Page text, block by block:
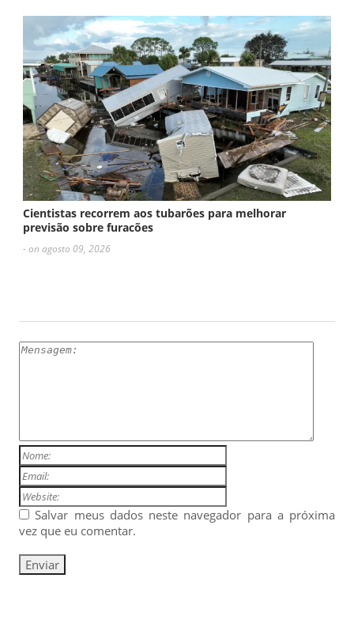
Cientistas recorrem aos tubarões para melhorar
previsão sobre furacões
- on agosto 09, 2026
Salvar meus dados neste navegador para a próxima
vez que eu comentar.